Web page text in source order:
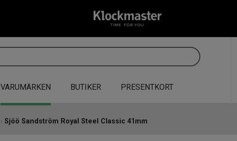
VARUMÄRKEN BUTIKER PRESENTKORT
› Sjöö Sandström Royal Steel Classic 41mm